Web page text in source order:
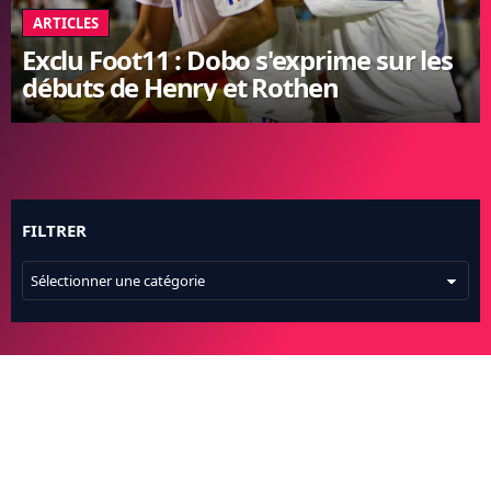
FC BARCELONE
MANCHESTER UNITED
CHELSEA
ARSENAL
BAYERN
ARTICLES
Exclu Foot11 : Dobo s'exprime sur les
débuts de Henry et Rothen
FILTRER